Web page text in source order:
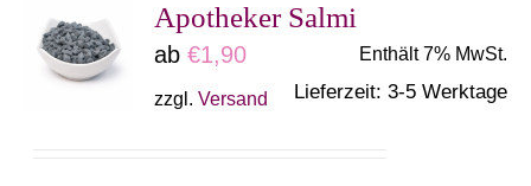
auf.
Die
Optionen
Apotheker Salmi
ab€1,90 Enthält 7% MwSt.
zzgl.Versand Lieferzeit: 3-5 Werktage